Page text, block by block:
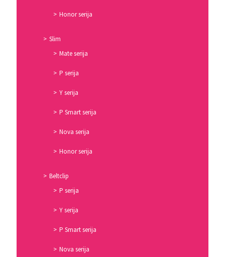
Honor serija
Slim
Mate serija
P serija
Y serija
P Smart serija
Nova serija
Honor serija
Beltclip
P serija
Y serija
P Smart serija
Nova serija